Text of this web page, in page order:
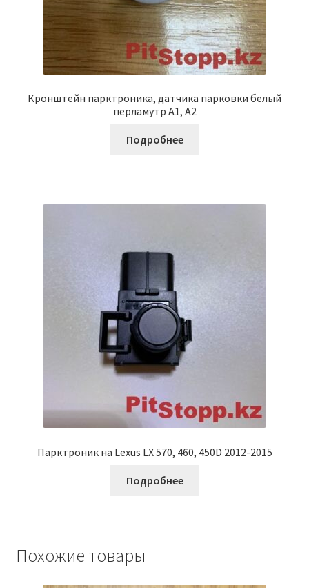
Кронштейн парктроника, датчика парковки белый
перламутр A1, A2
Подробнее
Парктроник на Lexus LX 570, 460, 450D 2012-2015
Подробнее
Похожие товары